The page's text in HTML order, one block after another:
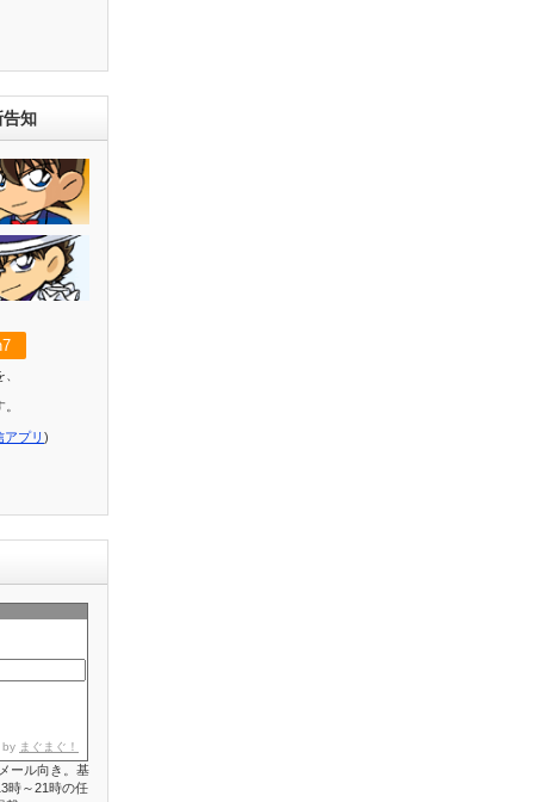
告知
アプリ )
by まぐまぐ！
ール向き。基
時～21時の任